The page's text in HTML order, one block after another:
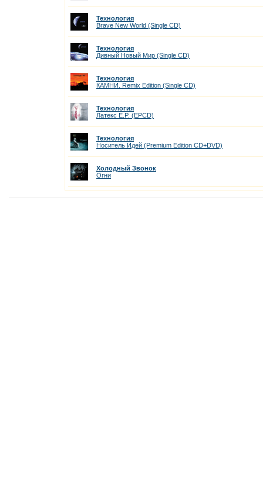
Технология
Brave New World (Single CD)
Технология
Дивный Новый Мир (Single CD)
Технология
КАМНИ. Remix Edition (Single CD)
Технология
Латекс E.P. (EPCD)
Технология
Носитель Идей (Premium Edition CD+DVD)
Холодный Звонок
Огни